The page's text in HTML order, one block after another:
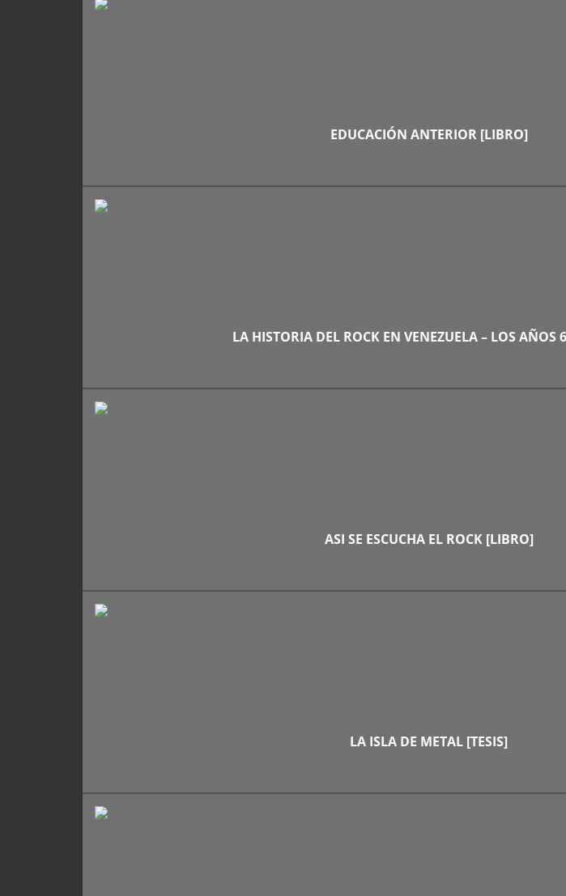
EDUCACIÓN ANTERIOR [LIBRO]
LA HISTORIA DEL ROCK EN VENEZUELA – LOS AÑOS
ASI SE ESCUCHA EL ROCK [LIBRO]
LA ISLA DE METAL [TESIS]